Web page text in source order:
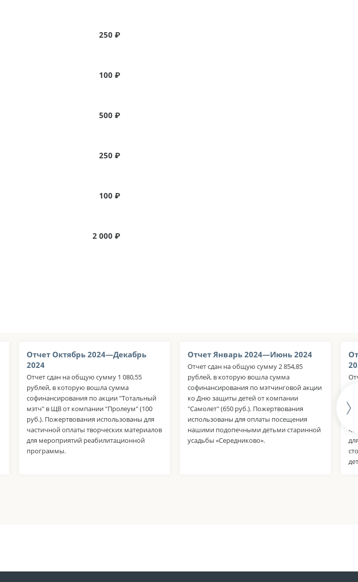
250 ₽
100 ₽
500 ₽
250 ₽
100 ₽
2 000 ₽
Отчет Октябрь 2024—Декабрь
2024
Отчет сдан на общую сумму 1 080,55
рублей, в которую вошла сумма
софинансирования по акции "Тотальный
мэтч" в ЩВ от компании "Пролеум" (100
руб.). Пожертвования использованы для
частичной оплаты творческих материалов
для мероприятий реабилитационной
программы.
Отчет Январь 2024—Июнь 2024
Отчет сдан на общую сумму 2 854,85
рублей, в которую вошла сумма
софинансирования по мэтчинговой акции
ко Дню защиты детей от компании
"Самолет" (650 руб.). Пожертвования
использованы для оплаты посещения
нашими подопечными детьми старинной
усадьбы «Середниково».